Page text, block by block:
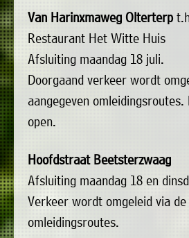
Van Harinxmaweg Olterterp
Restaurant Het Witte Huis
Afsluiting maandag 18 juli.
Doorgaand verkeer wordt
aangegeven
open.
Hoofdstraat Beetsterzwaag
Afsluiting maandag 18 en
Verkeer wordt omgeleid via de
omleidingsroutes.
Plaatselijk
Informatie
lidmaatschap
't
volgende
personen:
Voorzitter
vacant
Secretaris
Michiel
Penningmeester
vacant
Algemeen
lid
Anco
Hoen
lid
Ids
de
Haan